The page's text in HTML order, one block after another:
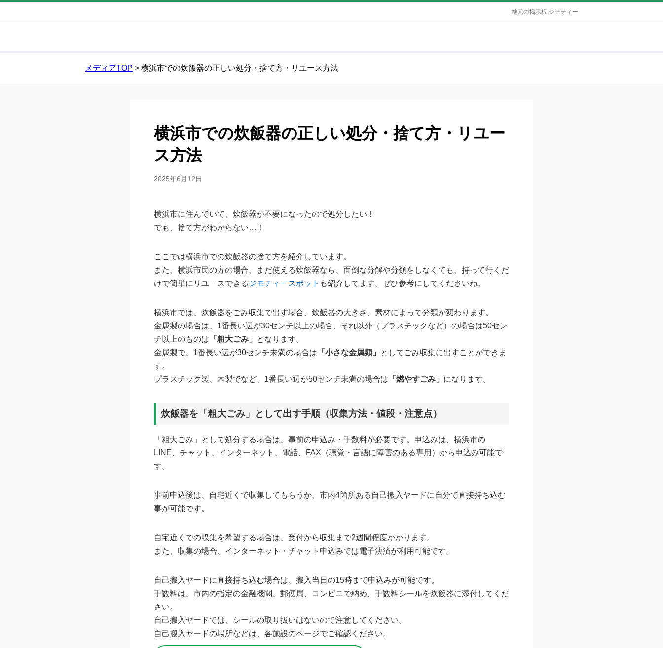
地元の掲示板 ジモティー
メディアTOP > 横浜市での炊飯器の正しい処分・捨て方・リユース方法
横浜市での炊飯器の正しい処分・捨て方・リユー
ス方法
2025年6月12日
横浜市に住んでいて、炊飯器が不要になったので処分したい！
でも、捨て方がわからない…！
ここでは横浜市での炊飯器の捨て方を紹介しています。
また、横浜市民の方の場合、まだ使える炊飯器なら、面倒な分解や分類をしなくても、持って行くだ
けで簡単にリユースできる ジモティースポット も紹介してます。ぜひ参考にしてくださいね。
横浜市では、炊飯器をごみ収集で出す場合、炊飯器の大きさ、素材によって分類が変わります。
金属製の場合は、1番長い辺が30センチ以上の場合、それ以外（プラスチックなど）の場合は50セン
チ以上のものは 「粗大ごみ」
となります。
金属製で、1番長い辺が30センチ未満の場合は 「小さな金属類」
としてごみ収集に出すことができま
す。
プラスチック製、木製でなど、1番長い辺が50センチ未満の場合は 「燃やすごみ」 になります。
炊飯器を「粗大ごみ」として出す手順（収集方法・値段・注意点）
「粗大ごみ」として処分する場合は、事前の申込み・手数料が必要です。申込みは、横浜市の
LINE、チャット、インターネット、電話、FAX（聴覚・言語に障害のある専用）から申込み可能で
す。
事前申込後は、自宅近くで収集してもらうか、市内4箇所ある自己搬入ヤードに自分で直接持ち込む
事が可能です。
自宅近くでの収集を希望する場合は、受付から収集まで2週間程度かかります。
また、収集の場合、インターネット・チャット申込みでは電子決済が利用可能です。
自己搬入ヤードに直接持ち込む場合は、搬入当日の15時まで申込みが可能です。
手数料は、市内の指定の金融機関、郵便局、コンビニで納め、手数料シールを炊飯器に添付してくだ
さい。
自己搬入ヤードでは、シールの取り扱いはないので注意してください。
自己搬入ヤードの場所などは、各施設のページでご確認ください。